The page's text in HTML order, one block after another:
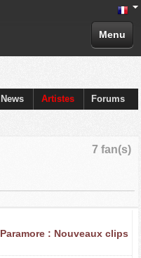
Menu
News Artistes Forums
7 fan(s)
Paramore : Nouveaux clips